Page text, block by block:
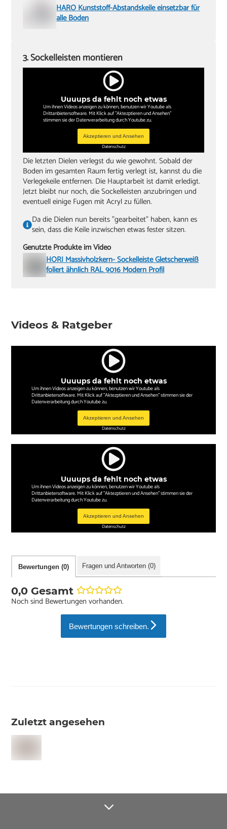
HARO Kunststoff-Abstandskeile einsetzbar für
alle Böden
Uuuups da fehlt noch etwas
Um ihnen Videos anzeigen zu können, benutzen wir Youtube als
Drittanbietersoftware. Mit Klick auf "Aktezptieren und Ansehen"
stimmen sie der Datenverarbeitung durch Youtube zu.
Akzeptieren und Ansehen
Datenschutz
3. Sockelleisten montieren
Die letzten Dielen verlegst du wie gewohnt. Sobald der
Boden im gesamten Raum fertig verlegt ist, kannst du die
Verlegekeile entfernen. Die Hauptarbeit ist damit erledigt.
Jetzt bleibt nur noch, die Sockelleisten anzubringen und
eventuell einige Fugen mit Acryl zu füllen.
Da die Dielen nun bereits "gearbeitet" haben, kann es
sein, dass die Keile inzwischen etwas fester sitzen.
Genutzte Produkte im Video
HORI Massivholzkern- Sockelleiste Gletscherweiß
foliert ähnlich RAL 9016 Modern Profil
Videos & Ratgeber
Uuuups da fehlt noch etwas
Um ihnen Videos anzeigen zu können, benutzen wir Youtube als
Drittanbietersoftware. Mit Klick auf "Aktezptieren und Ansehen" stimmen sie der
Datenverarbeitung durch Youtube zu.
Akzeptieren und Ansehen
Datenschutz
Uuuups da fehlt noch etwas
Um ihnen Videos anzeigen zu können, benutzen wir Youtube als
Drittanbietersoftware. Mit Klick auf "Aktezptieren und Ansehen" stimmen sie der
Datenverarbeitung durch Youtube zu.
Akzeptieren und Ansehen
Datenschutz
Bewertungen (0) Fragen und Antworten (0)
0,0 Gesamt
Noch sind Bewertungen vorhanden.
Bewertungen schreiben.
Zuletzt angesehen